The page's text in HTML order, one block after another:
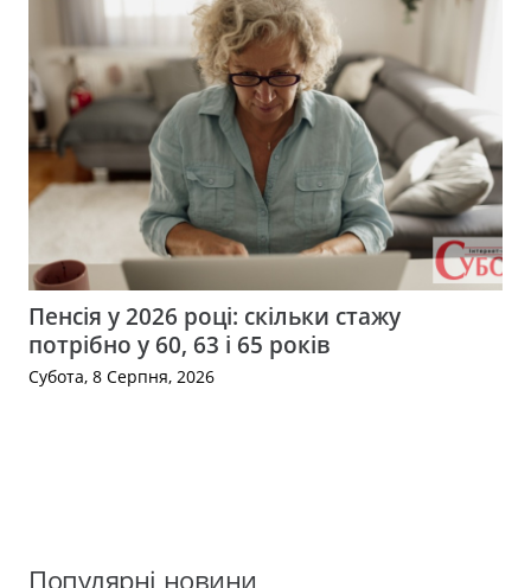
Пенсія у 2026 році: скільки стажу
потрібно у 60, 63 і 65 років
Субота, 8 Серпня, 2026
Популярні новини